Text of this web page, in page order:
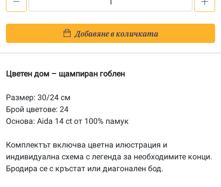
дом
-
Aida
AD015
Добавяне в количката
Цветен дом – щампиран гоблен
Размер: 30/24 см
Брой цветове: 24
Основа: Aida 14 ct от 100% памук
Комплектът включва цветна илюстрация и
индивидуална схема с легенда за необходимите конци.
Бродира се с кръстат или диагонален бод.